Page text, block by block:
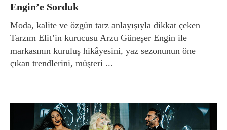
Engin’e Sorduk
Moda, kalite ve özgün tarz anlayışıyla dikkat çeken
Tarzım Elit’in kurucusu Arzu Güneşer Engin ile
markasının kuruluş hikâyesini, yaz sezonunun öne
çıkan trendlerini, müşteri ...